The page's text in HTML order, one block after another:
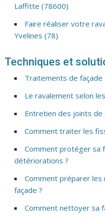
Laffitte (78600)
Faire réaliser votre
Yvelines (78)
Techniques et
Traitements de
Le ravalement selon
Entretien des joints de
Comment traiter les
Comment protéger sa
détériorations ?
Comment préparer les
façade ?
Comment nettoyer sa